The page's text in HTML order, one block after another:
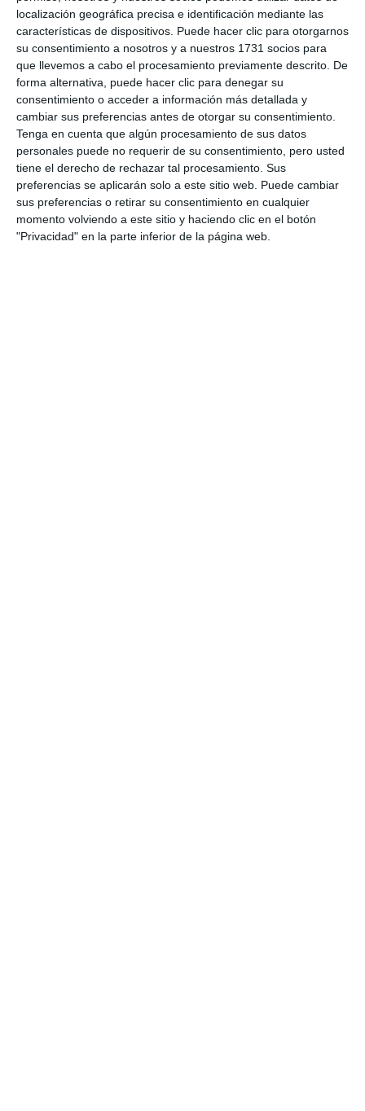
localización geográfica precisa e identificación mediante las
características de dispositivos. Puede hacer clic para otorgarnos
su consentimiento a nosotros y a nuestros 1731 socios para
que llevemos a cabo el procesamiento previamente descrito. De
forma alternativa, puede hacer clic para denegar su
consentimiento o acceder a información más detallada y
cambiar sus preferencias antes de otorgar su consentimiento.
Tenga en cuenta que algún procesamiento de sus datos
personales puede no requerir de su consentimiento, pero usted
tiene el derecho de rechazar tal procesamiento. Sus
preferencias se aplicarán solo a este sitio web. Puede cambiar
sus preferencias o retirar su consentimiento en cualquier
momento volviendo a este sitio y haciendo clic en el botón
"Privacidad" en la parte inferior de la página web.
transmite mucho a sus alumnos”.
Todas las obras de teatro, un total de siete,
representadas durante las últimas semanas por los
diferentes grupos de este taller se han llevado una
merecida ovación.
Comparte esta noticia desde el siguiente enlace:
https://mijascom.com/?a=38235
TEATRO MIJAS UP BODAS JUANA